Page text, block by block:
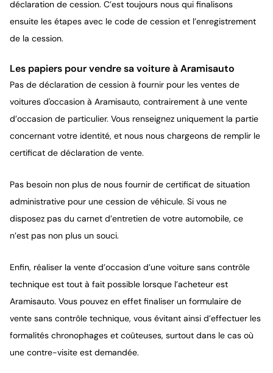
déclaration de cession. C’est toujours nous qui finalisons
ensuite les étapes avec le code de cession et l’enregistrement
de la cession.
Les papiers pour vendre sa voiture à Aramisauto
Pas de déclaration de cession à fournir pour les ventes de
voitures d'occasion à Aramisauto, contrairement à une vente
d’occasion de particulier. Vous renseignez uniquement la partie
concernant votre identité, et nous nous chargeons de remplir le
certificat de déclaration de vente.
Pas besoin non plus de nous fournir de certificat de situation
administrative pour une cession de véhicule. Si vous ne
disposez pas du carnet d’entretien de votre automobile, ce
n’est pas non plus un souci.
Enfin, réaliser la vente d’occasion d’une voiture sans contrôle
technique est tout à fait possible lorsque l’acheteur est
Aramisauto. Vous pouvez en effet finaliser un formulaire de
vente sans contrôle technique, vous évitant ainsi d’effectuer les
formalités chronophages et coûteuses, surtout dans le cas où
une contre-visite est demandée.